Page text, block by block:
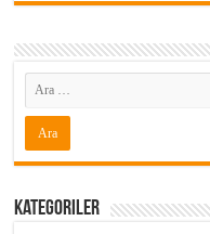
Kategoriler